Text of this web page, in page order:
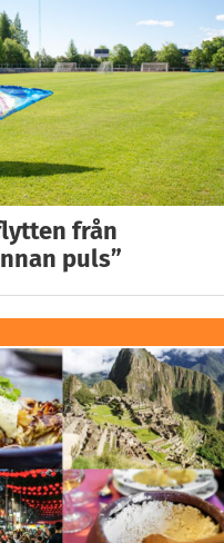
från
puls”